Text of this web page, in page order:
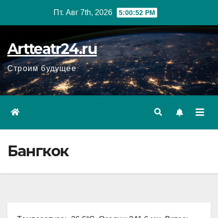
Пт. Авг 7th, 2026 5:00:53 PM
Artteatr24.ru
Строим будущее
Бангкок